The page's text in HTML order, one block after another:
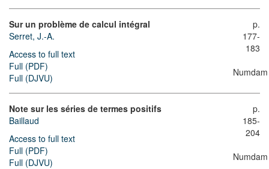
Sur un problème de calcul intégral
Serret, J.-A.
Access to full text
Full (PDF)
Full (DJVU)
p.
177-
183
Numdam
Note sur les séries de termes positifs
Baillaud
Access to full text
Full (PDF)
Full (DJVU)
p.
185-
204
Numdam